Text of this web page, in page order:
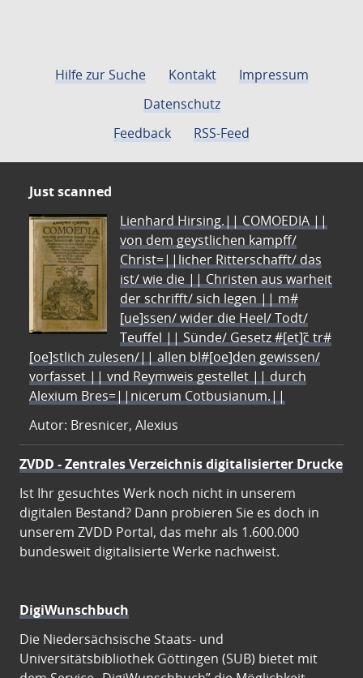
Hilfe zur Suche Kontakt
Impressum
Datenschutz
Feedback
RSS-Feed
Just scanned
Lienhard Hirsing.|| COMOEDIA ||
von dem geystlichen kampff/
Christ=||licher Ritterschafft/ das
ist/ wie die || Christen aus warheit
der schrifft/ sich legen || m#
[ue]ssen/ wider die Heel/ Todt/
Teuffel || Sünde/ Gesetz #[et]c̃ tr#
[oe]stlich zulesen/|| allen bl#[oe]den gewissen/
vorfasset || vnd Reymweis gestellet || durch
Alexium Bres=||nicerum Cotbusianum.||
Autor: Bresnicer, Alexius
ZVDD - Zentrales Verzeichnis digitalisierter Drucke
Ist Ihr gesuchtes Werk noch nicht in unserem
digitalen Bestand? Dann probieren Sie es doch in
unserem ZVDD Portal, das mehr als 1.600.000
bundesweit digitalisierte Werke nachweist.
DigiWunschbuch
Die Niedersächsische Staats- und
Universitätsbibliothek Göttingen (SUB) bietet mit